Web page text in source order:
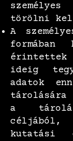
törölni
A
érintettek
ideig
adatok
tárolására
a
céljából,
kutatási